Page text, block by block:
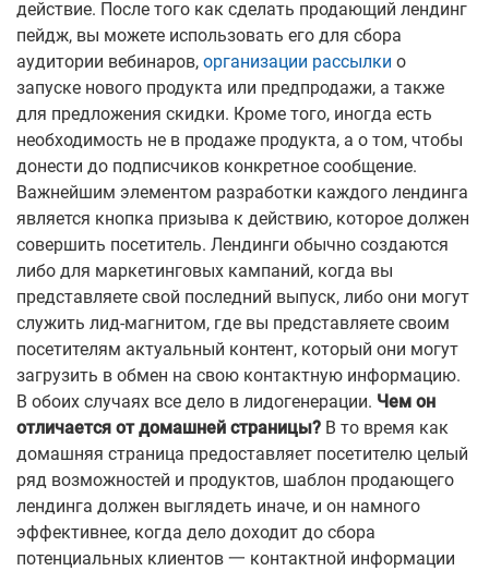
действие. После того как сделать продающий лендинг
пейдж, вы можете использовать его для сбора
аудитории вебинаров, организации рассылки о
запуске нового продукта или предпродажи, а также
для предложения скидки. Кроме того, иногда есть
необходимость не в продаже продукта, а о том, чтобы
донести до подписчиков конкретное сообщение.
Важнейшим элементом разработки каждого лендинга
является кнопка призыва к действию, которое должен
совершить посетитель. Лендинги обычно создаются
либо для маркетинговых кампаний, когда вы
представляете свой последний выпуск, либо они могут
служить лид-магнитом, где вы представляете своим
посетителям актуальный контент, который они могут
загрузить в обмен на свою контактную информацию.
В обоих случаях все дело в лидогенерации. Чем он
отличается от домашней страницы? В то время как
домашняя страница предоставляет посетителю целый
ряд возможностей и продуктов, шаблон продающего
лендинга должен выглядеть иначе, и он намного
эффективнее, когда дело доходит до сбора
потенциальных клиентов 一 контактной информации